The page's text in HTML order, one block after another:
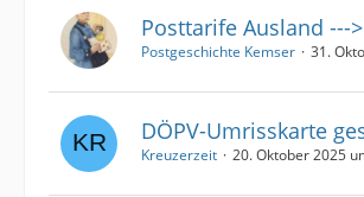
Posttarife Ausland ---
Postgeschichte Kemser 31.
DÖPV-Umrisskarte
Kreuzerzeit 20. Oktober 2025